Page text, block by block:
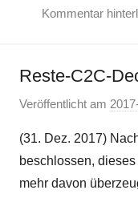
Kommentar
Reste-C2C-
Veröffentlicht am
(31. Dez. 2017)
beschlossen,
mehr davon